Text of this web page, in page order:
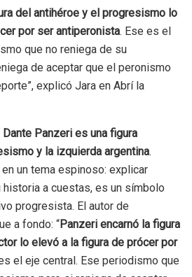
del antihéroe y el progresismo lo
por ser antiperonista. Ese es el
que no reniega de su
de aceptar que el peronismo
explicó Jara en Abrí la
Dante Panzeri es una figura
y la izquierda argentina.
un tema espinoso: explicar
a cuestas, es un símbolo
progresista. El autor de
a fondo: “Panzeri encarnó la figura
lo elevó a la figura de prócer por
el eje central. Ese periodismo que